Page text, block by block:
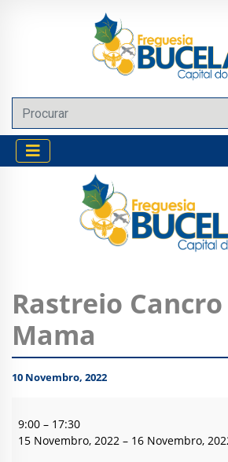
Rastreio
Mama
10 Novembro, 2022
Cancro
da
9:00 – 17:30
15 Novembro, 2022 – 16 Novembro,